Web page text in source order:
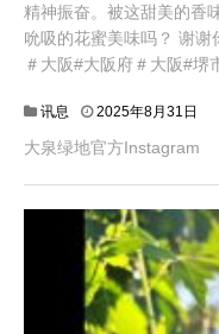
精神振奋。被这甜美的香
吮吸的花蜜美味吗？ 谢谢
＃大阪#大阪府＃大阪#
讯息 2025年8月31日
大泉绿地官方Instagram